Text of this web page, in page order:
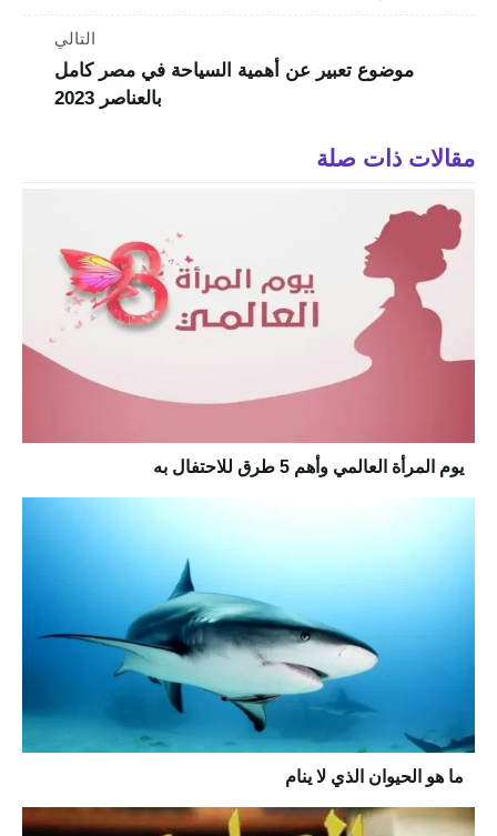
التالي
موضوع تعبير عن أهمية السياحة في مصر كامل
بالعناصر 2023
مقالات ذات صلة
يوم المرأة العالمي وأهم 5 طرق للاحتفال به
ما هو الحيوان الذي لا ينام